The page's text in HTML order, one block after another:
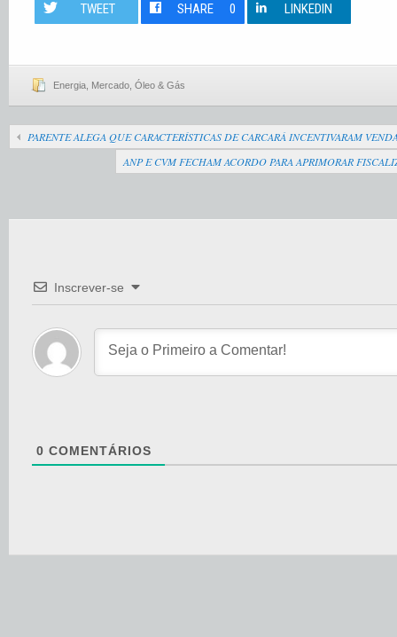
TWEET SHARE 0 LINKEDIN
Energia Mercado Óleo & Gás
PARENTE ALEGA QUE CARACTERÍSTICAS DE CARCARÁ INCENTIVARAM
ANP E CVM FECHAM ACORDO PARA APRIMORAR
Inscrever-se
0 COMENTÁRIOS